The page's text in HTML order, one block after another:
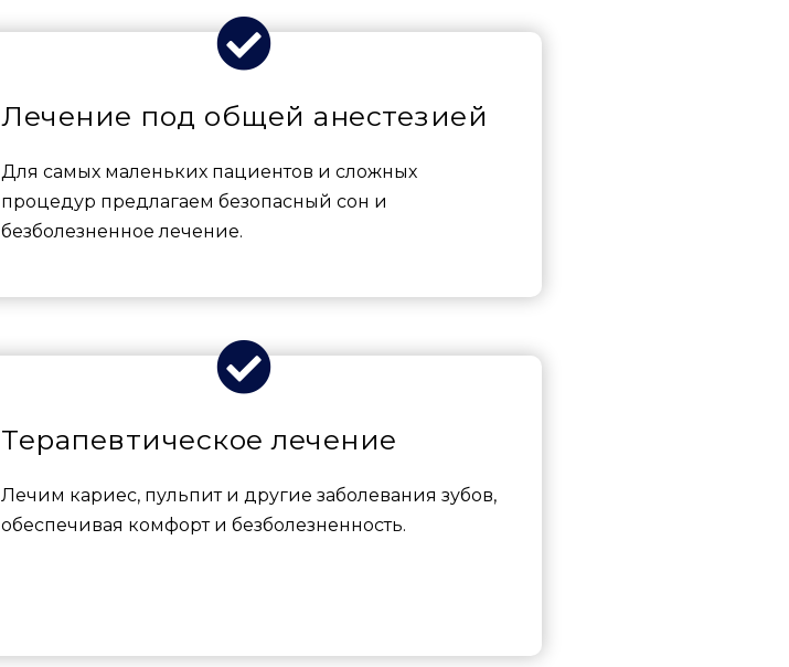
Лечение под общей анестезией
Для самых маленьких пациентов и сложных
процедур предлагаем безопасный сон и
безболезненное лечение.
Терапевтическое лечение
Лечим кариес, пульпит и другие заболевания зубов,
обеспечивая комфорт и безболезненность.